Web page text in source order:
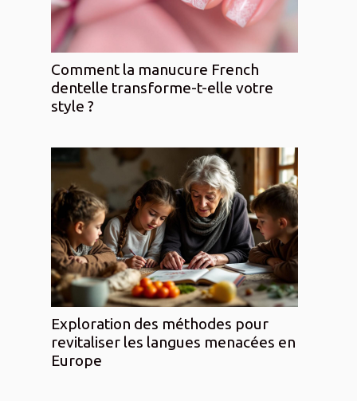
Comment la manucure French
dentelle transforme-t-elle votre
style ?
Exploration des méthodes pour
revitaliser les langues menacées en
Europe